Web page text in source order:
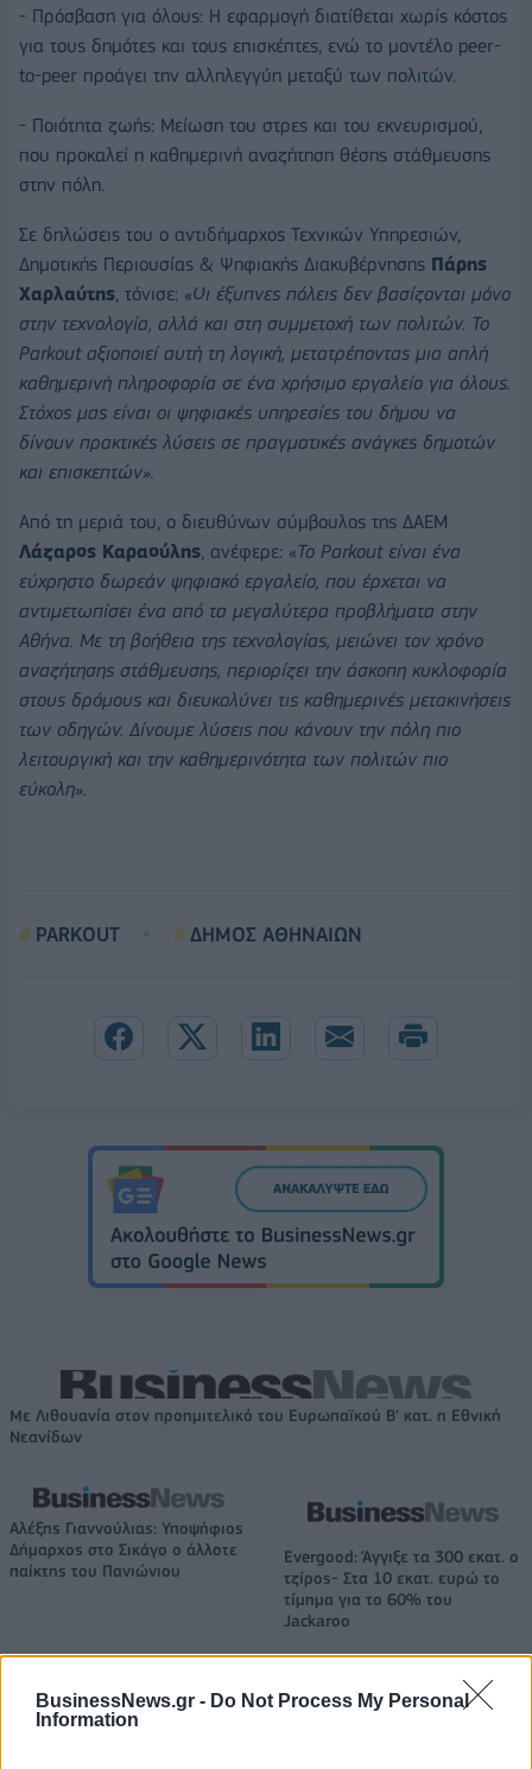
BusinessNews.gr - Do Not Process My Personal
Information
- Πρόσβαση για όλους: Η εφαρμογή διατίθεται χωρίς κόστος
για τους δημότες και τους επισκέπτες, ενώ το μοντέλο peer-
to-peer προάγει την αλληλεγγύη μεταξύ των πολιτών.
- Ποιότητα ζωής: Μείωση του στρες και του εκνευρισμού,
που προκαλεί η καθημερινή αναζήτηση θέσης στάθμευσης
στην πόλη.
Σε δηλώσεις του ο αντιδήμαρχος Τεχνικών Υπηρεσιών,
Δημοτικής Περιουσίας & Ψηφιακής Διακυβέρνησης Πάρης
Χαρλαύτης, τόνισε: «Οι έξυπνες πόλεις δεν βασίζονται μόνο
στην τεχνολογία, αλλά και στη συμμετοχή των πολιτών. Το
Parkout αξιοποιεί αυτή τη λογική, μετατρέποντας μια απλή
καθημερινή πληροφορία σε ένα χρήσιμο εργαλείο για όλους.
Στόχος μας είναι οι ψηφιακές υπηρεσίες του δήμου να
δίνουν πρακτικές λύσεις σε πραγματικές ανάγκες δημοτών
και επισκεπτών».
Από τη μεριά του, ο διευθύνων σύμβουλος της ΔΑΕΜ
Λάζαρος Καραούλης , ανέφερε: «Το Parkout είναι ένα
εύχρηστο δωρεάν ψηφιακό εργαλείο, που έρχεται να
αντιμετωπίσει ένα από τα μεγαλύτερα προβλήματα στην
Αθήνα. Με τη βοήθεια της τεχνολογίας, μειώνει τον χρόνο
αναζήτησης στάθμευσης, περιορίζει την άσκοπη κυκλοφορία
στους δρόμους και διευκολύνει τις καθημερινές μετακινήσεις
των οδηγών. Δίνουμε λύσεις που κάνουν την πόλη πιο
λειτουργική και την καθημερινότητα των πολιτών πιο
εύκολη».
PARKOUT ΔΗΜΟΣ ΑΘΗΝΑΙΩΝ
Με Λιθουανία στον προημιτελικό του Ευρωπαϊκού Β' κατ. η Εθνική
Νεανίδων
Αλέξης Γιαννούλιας: Υποψήφιος
Δήμαρχος στο Σικάγο ο άλλοτε
παίκτης του Πανιώνιου
Evergood: Άγγιξε τα 300 εκατ. ο
τζίρος- Στα 10 εκατ. ευρώ το
τίμημα για το 60% του
Jackaroo
Όμιλος AKTOR: Εξαγοράζει το 75% των ΗΛΕΚΤΩΡ και THALIS –
Στρατηγική συνεργασία με τη Motor Oil